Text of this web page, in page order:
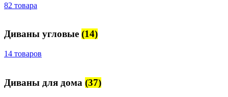
82 товара
Диваны угловые (14)
14 товаров
Диваны для дома (37)